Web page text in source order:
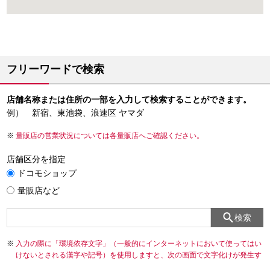
フリーワードで検索
店舗名称または住所の一部を入力して検索することができます。
例） 新宿、東池袋、浪速区 ヤマダ
量販店の営業状況については各量販店へご確認ください。
店舗区分を指定
ドコモショップ
量販店など
検索
入力の際に「環境依存文字」（一般的にインターネットにおいて使ってはい
けないとされる漢字や記号）を使用しますと、次の画面で文字化けが発生す